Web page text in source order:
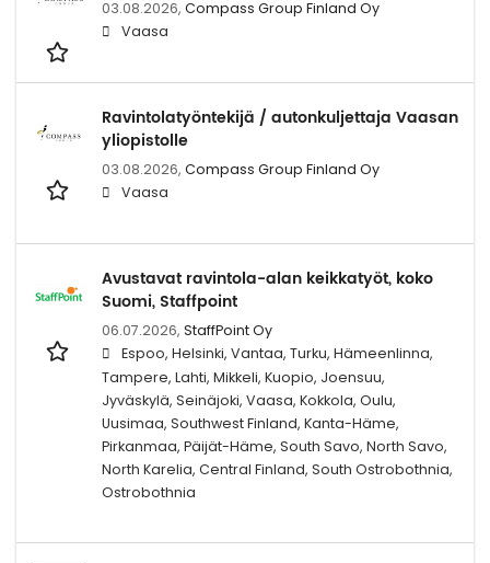
03.08.2026, Compass Group Finland Oy
Vaasa
Ravintolatyöntekijä / autonkuljettaja Vaasan
yliopistolle
03.08.2026, Compass Group Finland Oy
Vaasa
Avustavat ravintola-alan keikkatyöt, koko
Suomi, Staffpoint
06.07.2026, StaffPoint Oy
Espoo, Helsinki, Vantaa, Turku, Hämeenlinna,
Tampere, Lahti, Mikkeli, Kuopio, Joensuu,
Jyväskylä, Seinäjoki, Vaasa, Kokkola, Oulu,
Uusimaa, Southwest Finland, Kanta-Häme,
Pirkanmaa, Päijät-Häme, South Savo, North Savo,
North Karelia, Central Finland, South Ostrobothnia,
Ostrobothnia